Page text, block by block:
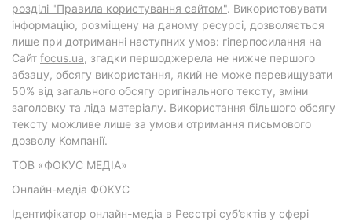
розділі "Правила користування сайтом". Використовувати
інформацію, розміщену на даному ресурсі, дозволяється
лише при дотриманні наступних умов: гіперпосилання на
Cайт focus.ua, згадки першоджерела не нижче першого
абзацу, обсягу використання, який не може перевищувати
50% від загального обсягу оригінального тексту, зміни
заголовку та ліда матеріалу. Використання більшого обсягу
тексту можливе лише за умови отримання письмового
дозволу Компанії.
ТОВ «ФОКУС МЕДІА»
Онлайн-медіа ФОКУС
Ідентифікатор онлайн-медіа в Реєстрі суб’єктів у сфері